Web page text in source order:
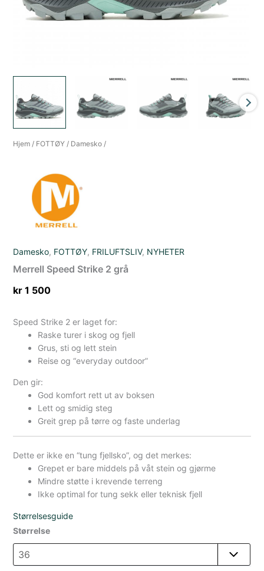
Hjem / FOTTØY / Damesko /
Damesko, FOTTØY, FRILUFTSLIV, NYHETER
Merrell Speed Strike 2 grå
kr 1 500
Speed Strike 2 er laget for:
Raske turer i skog og fjell
Grus, sti og lett stein
Reise og “everyday outdoor”
Den gir:
God komfort rett ut av boksen
Lett og smidig steg
Greit grep på tørre og faste underlag
Dette er ikke en “tung fjellsko”, og det merkes:
Grepet er bare middels på våt stein og gjørme
Mindre støtte i krevende terreng
Ikke optimal for tung sekk eller teknisk fjell
Størrelsesguide
Størrelse